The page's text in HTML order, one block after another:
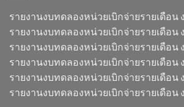
รายงานงบทดลองหน่วยเบิกจ่ายรายเดือน
รายงานงบทดลองหน่วยเบิกจ่ายรายเดือน
รายงานงบทดลองหน่วยเบิกจ่ายรายเดือน
รายงานงบทดลองหน่วยเบิกจ่ายรายเดือน
รายงานงบทดลองหน่วยเบิกจ่ายรายเดือน
รายงานงบทดลองหน่วยเบิกจ่ายรายเดือน